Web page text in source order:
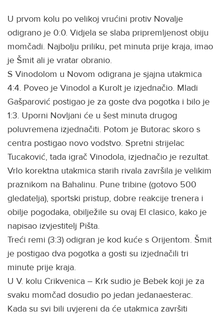
U prvom kolu po velikoj vrućini protiv Novalje
odigrano je 0:0. Vidjela se slaba pripremljenost obiju
momčadi. Najbolju priliku, pet minuta prije kraja, imao
je Šmit ali je vratar obranio.
S Vinodolom u Novom odigrana je sjajna utakmica
4:4. Poveo je Vinodol a Kurolt je izjednačio. Mladi
Gašparović postigao je za goste dva pogotka i bilo je
1:3. Uporni Novljani će u šest minuta drugog
poluvremena izjednačiti. Potom je Butorac skoro s
centra postigao novo vodstvo. Spretni strijelac
Tucaković, tada igrač Vinodola, izjednačio je rezultat.
Vrlo korektna utakmica starih rivala završila je velikim
praznikom na Bahalinu. Pune tribine (gotovo 500
gledatelja), sportski pristup, dobre reakcije trenera i
obilje pogodaka, obilježile su ovaj El clasico, kako je
napisao izvjestitelj Pišta.
Treći remi (3:3) odigran je kod kuće s Orijentom. Šmit
je postigao dva pogotka a gosti su izjednačili tri
minute prije kraja.
U V. kolu Crikvenica – Krk sudio je Bebek koji je za
svaku momčad dosudio po jedan jedanaesterac.
Kada su svi bili uvjereni da će utakmica završiti